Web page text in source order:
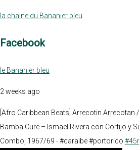
la chaine du Bananier bleu
Facebook
le Bananier bleu
2 weeks ago
[Afro Caribbean Beats] Arrecotin Arrecotan /
Bamba Cure – Ismael Rivera con Cortijo y
Combo, 1967/69 - #caraïbe #portorico